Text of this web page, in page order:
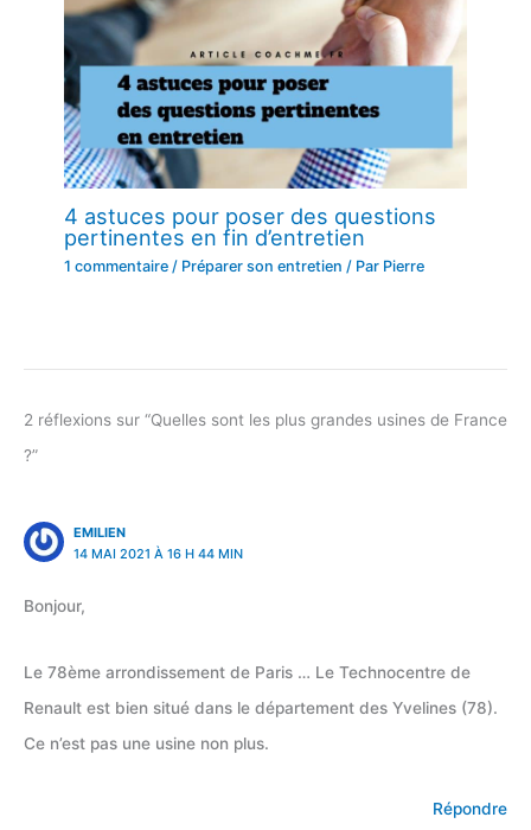
4 astuces pour poser des questions
pertinentes en fin d’entretien
1 commentaire / Préparer son entretien / Par Pierre
2 réflexions sur “Quelles sont les plus grandes usines de France
?”
EMILIEN
14 MAI 2021 À 16 H 44 MIN
Bonjour,
Le 78ème arrondissement de Paris … Le Technocentre de
Renault est bien situé dans le département des Yvelines (78).
Ce n’est pas une usine non plus.
Répondre